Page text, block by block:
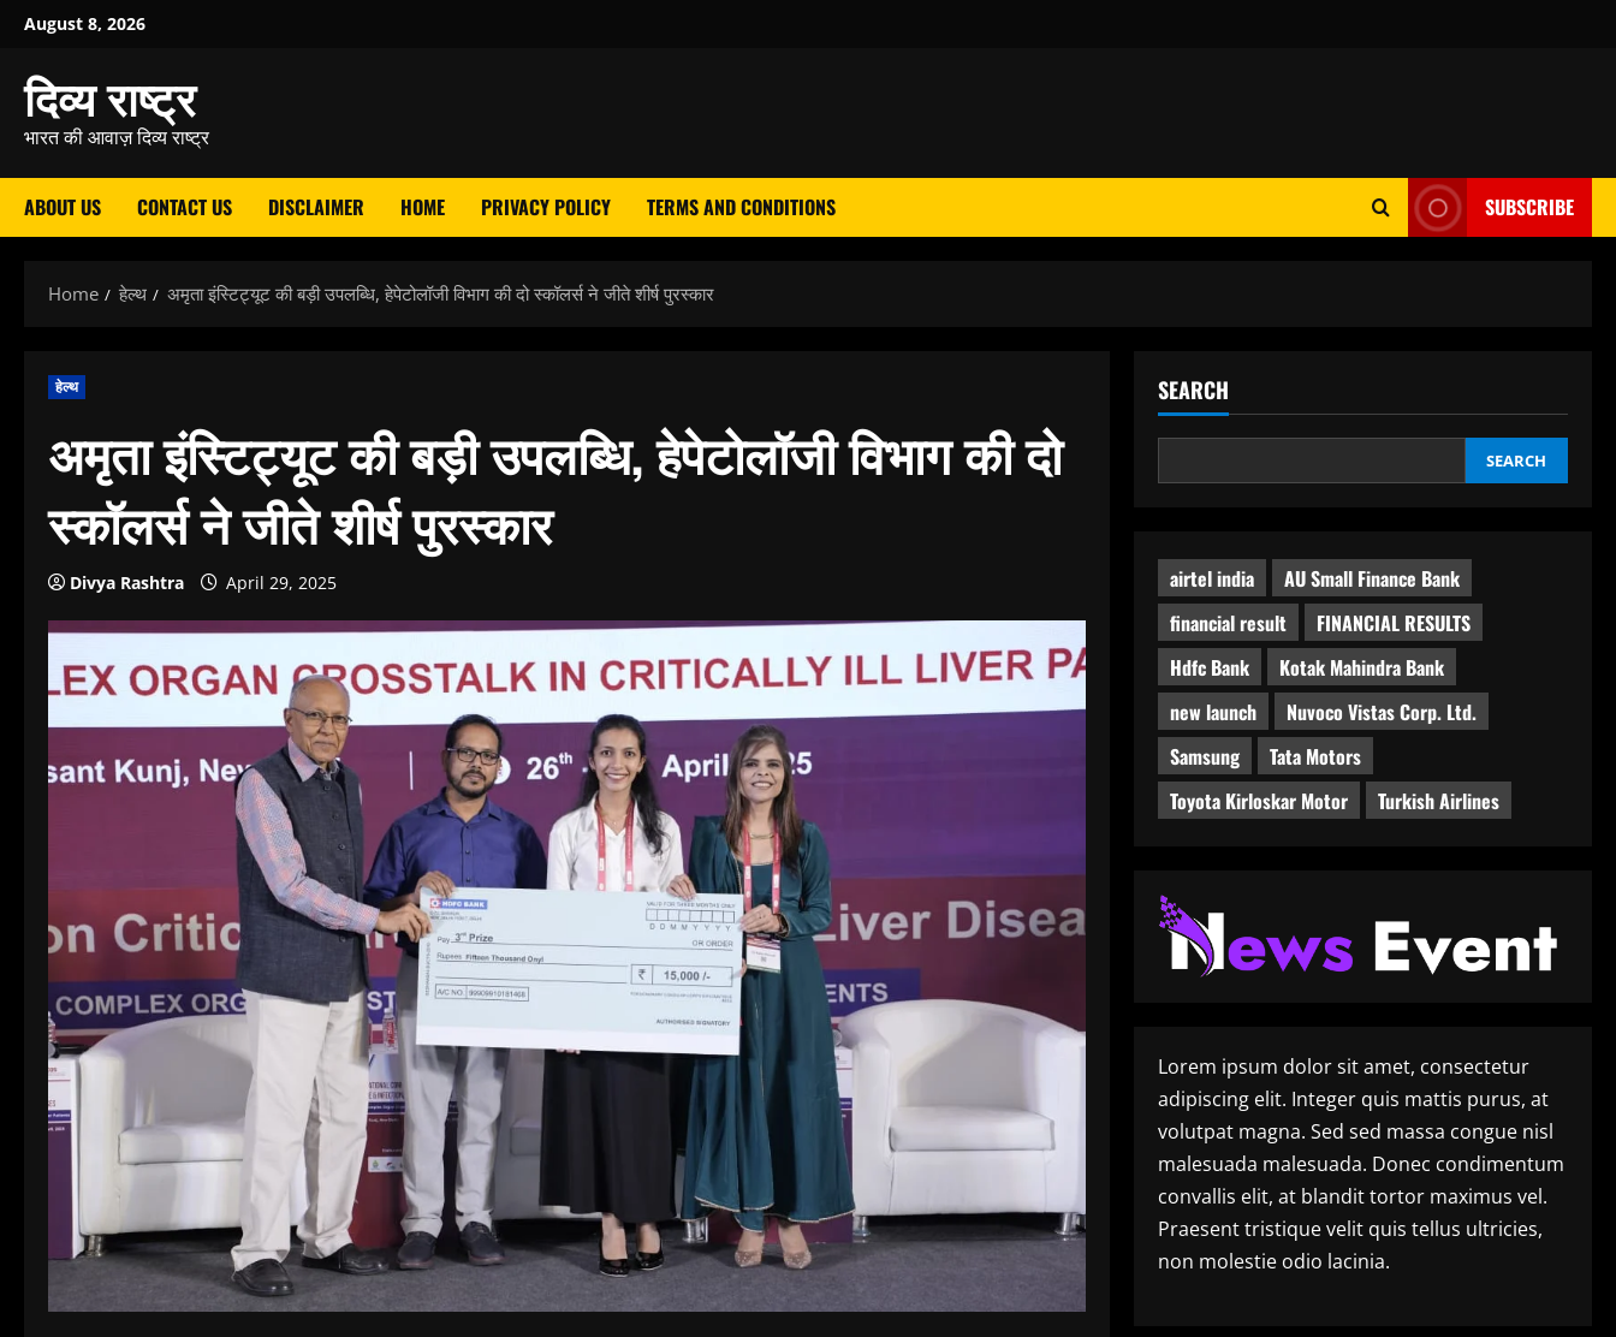
Skip
content
August 8, 2026
दिव्य राष्ट्र
भारत की आवाज़ दिव्य राष्ट्र
ABOUT US CONTACT US DISCLAIMER HOME PRIVACY POLICY TERMS AND CONDITIONS SUBSCRIBE
Home हेल्थ अमृता इंस्टिट्यूट की बड़ी उपलब्धि, हेपेटोलॉजी विभाग की दो स्कॉलर्स ने जीते शीर्ष पुरस्कार
हेल्थ
अमृता इंस्टिट्यूट की बड़ी उपलब्धि, हेपेटोलॉजी विभाग की दो
स्कॉलर्स ने जीते शीर्ष पुरस्कार
Divya Rashtra April 29, 2025
SEARCH
SEARCH
airtel india
AU Small Finance Bank
financial result
FINANCIAL RESULTS
Hdfc Bank
Kotak Mahindra Bank
new launch
Nuvoco Vistas Corp. Ltd.
Samsung
Tata Motors
Toyota Kirloskar Motor
Turkish Airlines
Lorem ipsum dolor sit amet, consectetur
adipiscing elit. Integer quis mattis purus, at
volutpat magna. Sed sed massa congue nisl
malesuada malesuada. Donec condimentum
convallis elit, at blandit tortor maximus vel.
Praesent tristique velit quis tellus ultricies,
non molestie odio lacinia.